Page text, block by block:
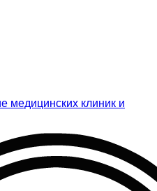
медицинских клиник и